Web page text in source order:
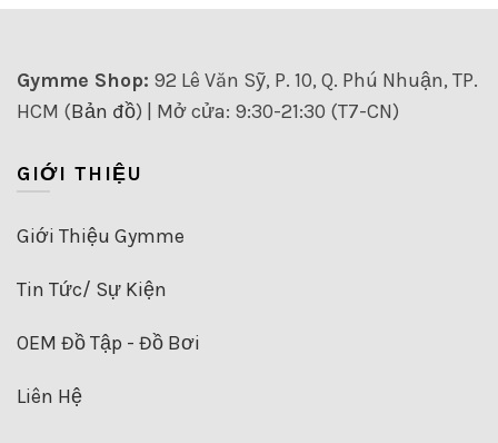
tùy
chọn
có
trang
Gymme Shop: 92 Lê Văn Sỹ, P. 10, Q. Phú Nhuận, TP.
HCM (Bản đồ) | Mở cửa: 9:30-21:30 (T7-CN)
GIỚI THIỆU
Giới Thiệu Gymme
Tin Tức/ Sự Kiện
OEM Đồ Tập - Đồ Bơi
Liên Hệ